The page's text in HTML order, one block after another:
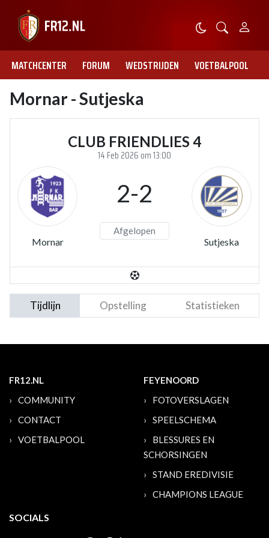
MATCHCENTER FORUM WEDSTRIJDEN VOETBALPOOL
Mornar - Sutjeska
CLUB FRIENDLIES 4
14 Feb 2026 om 13:00
Mornar
2-2
Afgelopen
Sutjeska
Tijdlijn Opstelling Statistieken
FR12.NL
COMMUNITY
CONTACT
VOETBALPOOL
FEYENOORD
FOTOVERSLAGEN
SPEELSCHEMA
BLESSURES EN
SCHORSINGEN
STAND EREDIVISIE
CHAMPIONS LEAGUE
SOCIALS